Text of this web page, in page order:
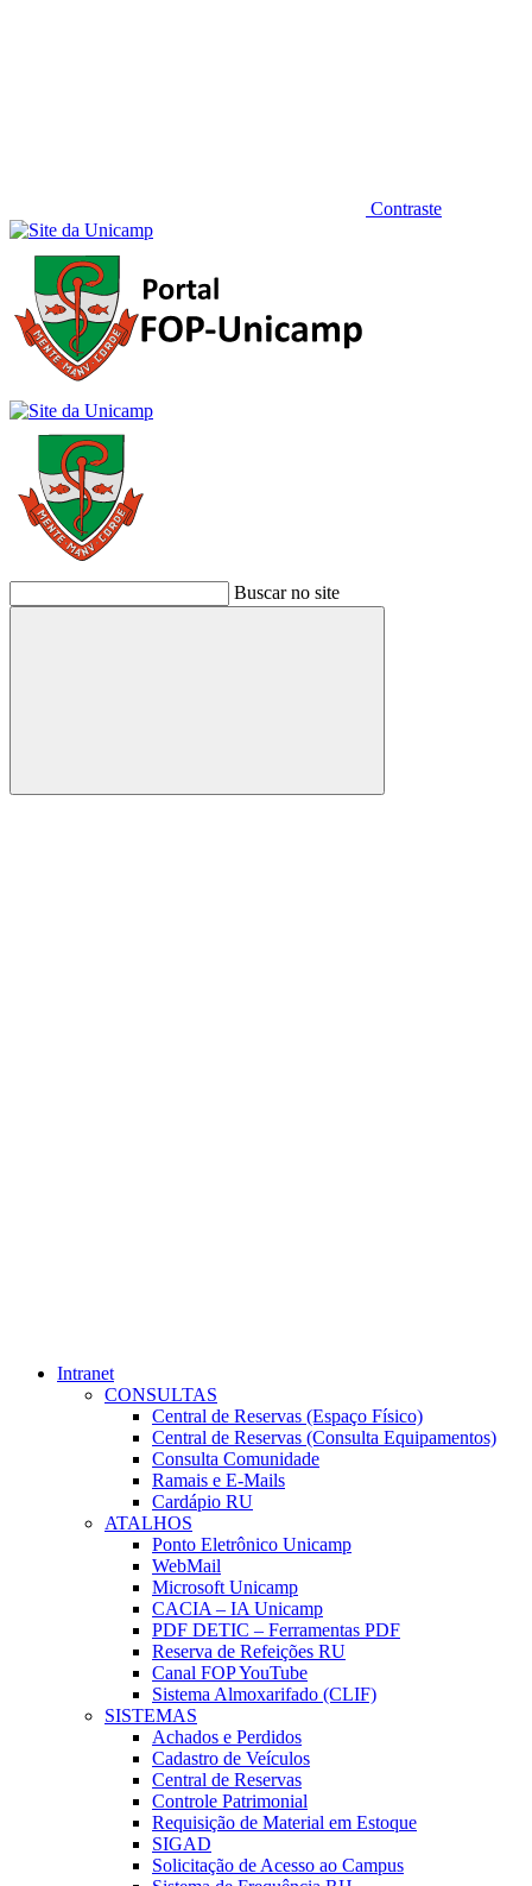
Contraste
Buscar no site
Buscar
Intranet
CONSULTAS
Central de Reservas (Espaço Físico)
Central de Reservas (Consulta Equipamentos)
Consulta Comunidade
Ramais e E-Mails
Cardápio RU
ATALHOS
Ponto Eletrônico Unicamp
WebMail
Microsoft Unicamp
CACIA – IA Unicamp
PDF DETIC – Ferramentas PDF
Reserva de Refeições RU
Canal FOP YouTube
Sistema Almoxarifado (CLIF)
SISTEMAS
Achados e Perdidos
Cadastro de Veículos
Central de Reservas
Controle Patrimonial
Requisição de Material em Estoque
SIGAD
Solicitação de Acesso ao Campus